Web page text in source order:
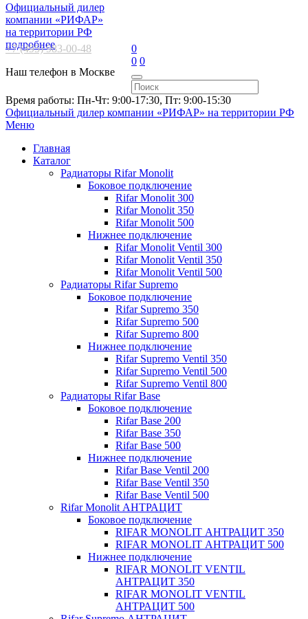
Официальный дилер
компании «РИФАР»
на территории РФ
подробнее
+7 (495) 983-00-48
Наш телефон в Москве
0
0 0
Время работы: Пн-Чт: 9:00-17:30, Пт: 9:00-15:30
Официальный дилер компании «РИФАР» на территории РФ
Меню
Главная
Каталог
Радиаторы Rifar Monolit
Боковое подключение
Rifar Monolit 300
Rifar Monolit 350
Rifar Monolit 500
Нижнее подключение
Rifar Monolit Ventil 300
Rifar Monolit Ventil 350
Rifar Monolit Ventil 500
Радиаторы Rifar Supremo
Боковое подключение
Rifar Supremo 350
Rifar Supremo 500
Rifar Supremo 800
Нижнее подключение
Rifar Supremo Ventil 350
Rifar Supremo Ventil 500
Rifar Supremo Ventil 800
Радиаторы Rifar Base
Боковое подключение
Rifar Base 200
Rifar Base 350
Rifar Base 500
Нижнее подключение
Rifar Base Ventil 200
Rifar Base Ventil 350
Rifar Base Ventil 500
Rifar Monolit АНТРАЦИТ
Боковое подключение
RIFAR MONOLIT АНТРАЦИТ 350
RIFAR MONOLIT АНТРАЦИТ 500
Нижнее подключение
RIFAR MONOLIT VENTIL
АНТРАЦИТ 350
RIFAR MONOLIT VENTIL
АНТРАЦИТ 500